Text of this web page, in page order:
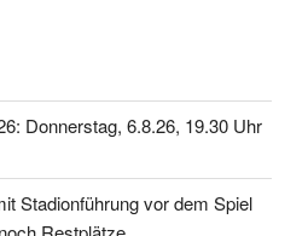
Donnerstag, 6.8.26, 19.30 Uhr
Stadionführung vor dem Spiel